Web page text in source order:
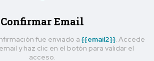
Confirmar Email
fue enviado a {{email2}} . Accede
y haz clic en el botón para validar el
acceso.